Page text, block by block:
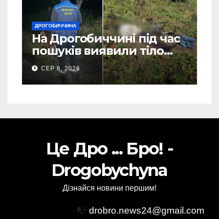
ДРОГОБИЧЧИНА
На Дрогобиччині під час
пошуків виявили тіло
зниклого чоловіка (Фото)
СЕР 8, 2026
Це Дро ... Бро! -
Drogobychyna
Дізнайся новини першим!
📭 drobro.news24@gmail.com